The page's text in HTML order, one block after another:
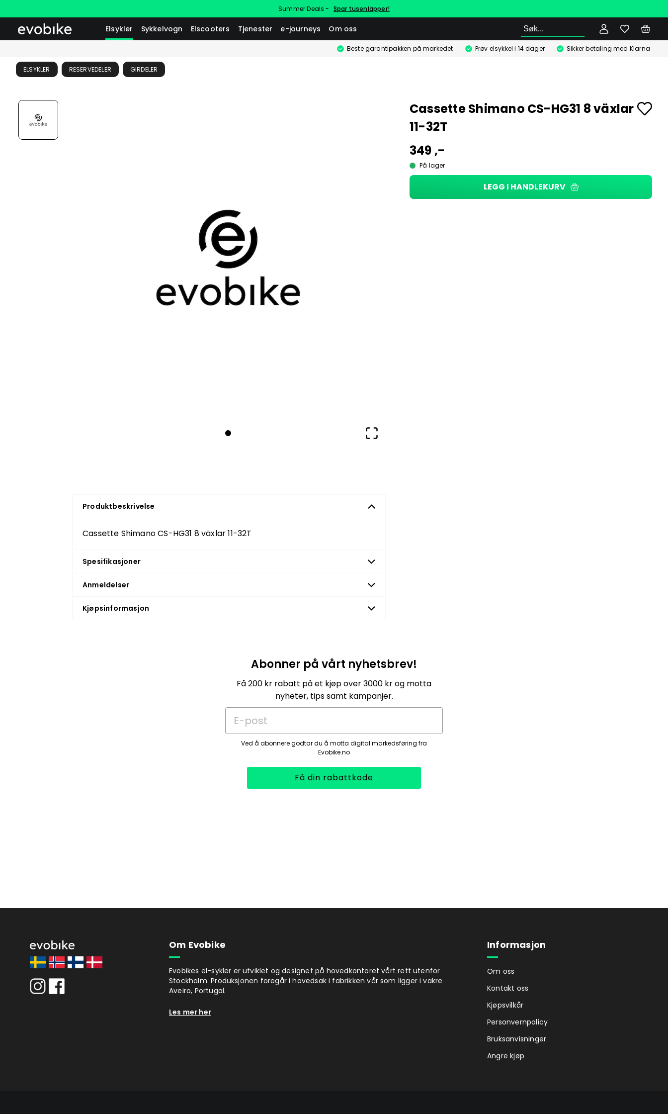
Summer Deals - Spar tusenlapper!
Elsykler Sykkelvogn Elscooters Tjenester e-journeys Om oss Søk
Beste garantipakken på markedet Prøv elsykkel i 14 dager Sikker betaling med Klarna
ELSYKLER RESERVEDELER GIRDELER
Cassette Shimano CS-HG31 8 växlar
11-32T
349 ,-
På lager
LEGG I HANDLEKURV
Produktbeskrivelse
Cassette Shimano CS-HG31 8 växlar 11-32T
Spesifikasjoner
Anmeldelser
Kjøpsinformasjon
Abonner på vårt nyhetsbrev!
Få 200 kr rabatt på et kjøp over 3000 kr og motta
nyheter, tips samt kampanjer.
E-post
Ved å abonnere godtar du å motta digital markedsføring fra
Evobike.no
Få din rabattkode
Om Evobike
Evobikes el-sykler er utviklet og designet på hovedkontoret vårt rett utenfor
Stockholm. Produksjonen foregår i hovedsak i fabrikken vår som ligger i vakre
Aveiro, Portugal.
Les mer her
Informasjon
Om oss
Kontakt oss
Kjøpsvilkår
Personvernpolicy
Bruksanvisninger
Angre kjøp